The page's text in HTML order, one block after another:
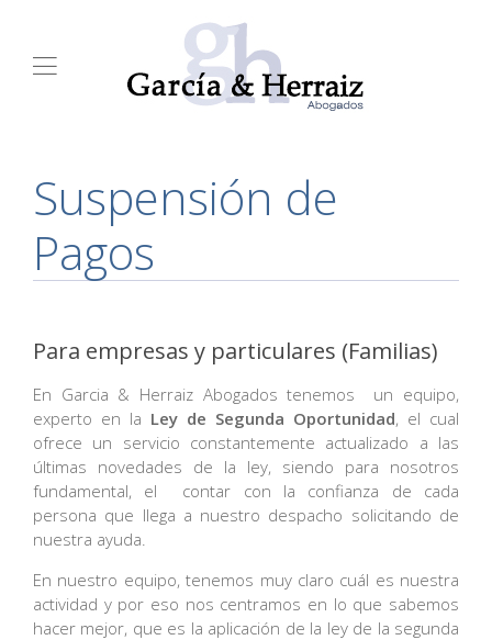
Suspensión de
Pagos
Para empresas y particulares (Familias)
En Garcia & Herraiz Abogados tenemos un equipo,
experto en la Ley de Segunda Oportunidad, el cual
ofrece un servicio constantemente actualizado a las
últimas novedades de la ley, siendo para nosotros
fundamental, el contar con la confianza de cada
persona que llega a nuestro despacho solicitando de
nuestra ayuda.
En nuestro equipo, tenemos muy claro cuál es nuestra
actividad y por eso nos centramos en lo que sabemos
hacer mejor, que es la aplicación de la ley de la segunda